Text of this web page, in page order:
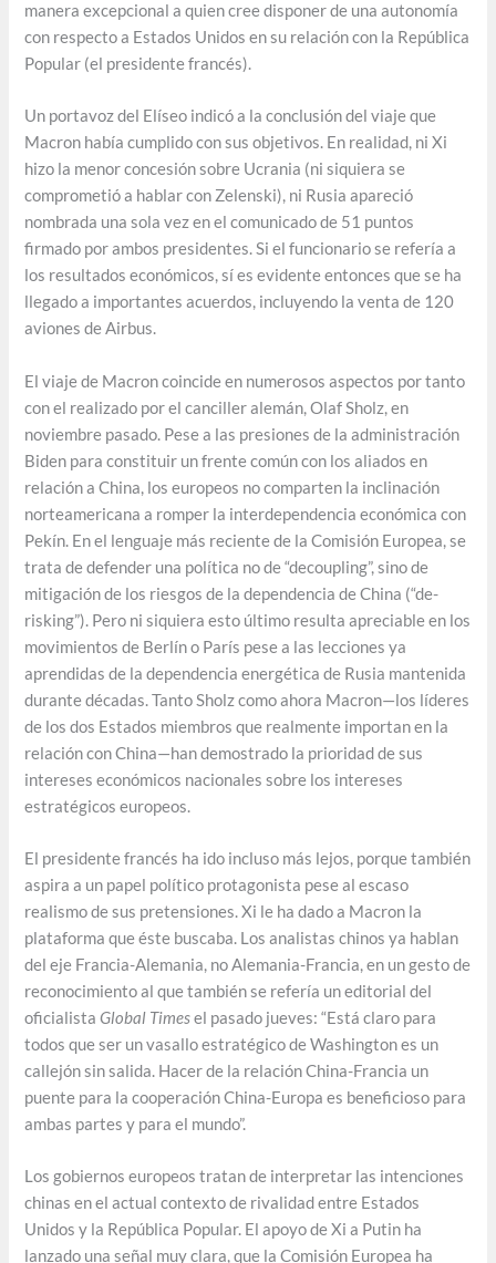
manera excepcional a quien cree disponer de una autonomía
con respecto a Estados Unidos en su relación con la República
Popular (el presidente francés).
Un portavoz del Elíseo indicó a la conclusión del viaje que
Macron había cumplido con sus objetivos. En realidad, ni Xi
hizo la menor concesión sobre Ucrania (ni siquiera se
comprometió a hablar con Zelenski), ni Rusia apareció
nombrada una sola vez en el comunicado de 51 puntos
firmado por ambos presidentes. Si el funcionario se refería a
los resultados económicos, sí es evidente entonces que se ha
llegado a importantes acuerdos, incluyendo la venta de 120
aviones de Airbus.
El viaje de Macron coincide en numerosos aspectos por tanto
con el realizado por el canciller alemán, Olaf Sholz, en
noviembre pasado. Pese a las presiones de la administración
Biden para constituir un frente común con los aliados en
relación a China, los europeos no comparten la inclinación
norteamericana a romper la interdependencia económica con
Pekín. En el lenguaje más reciente de la Comisión Europea, se
trata de defender una política no de “decoupling”, sino de
mitigación de los riesgos de la dependencia de China (“de-
risking”). Pero ni siquiera esto último resulta apreciable en los
movimientos de Berlín o París pese a las lecciones ya
aprendidas de la dependencia energética de Rusia mantenida
durante décadas. Tanto Sholz como ahora Macron—los líderes
de los dos Estados miembros que realmente importan en la
relación con China—han demostrado la prioridad de sus
intereses económicos nacionales sobre los intereses
estratégicos europeos.
El presidente francés ha ido incluso más lejos, porque también
aspira a un papel político protagonista pese al escaso
realismo de sus pretensiones. Xi le ha dado a Macron la
plataforma que éste buscaba. Los analistas chinos ya hablan
del eje Francia-Alemania, no Alemania-Francia, en un gesto de
reconocimiento al que también se refería un editorial del
oficialistaGlobal Timesel pasado jueves: “Está claro para
todos que ser un vasallo estratégico de Washington es un
callejón sin salida. Hacer de la relación China-Francia un
puente para la cooperación China-Europa es beneficioso para
ambas partes y para el mundo”.
Los gobiernos europeos tratan de interpretar las intenciones
chinas en el actual contexto de rivalidad entre Estados
Unidos y la República Popular. El apoyo de Xi a Putin ha
lanzado una señal muy clara, que la Comisión Europea ha